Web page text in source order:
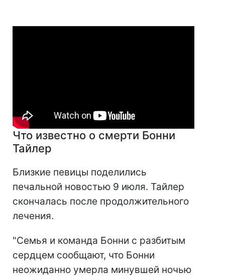
Что известно о смерти Бонни
Тайлер
Близкие певицы поделились
печальной новостью 9 июля. Тайлер
скончалась после продолжительного
лечения.
"Семья и команда Бонни с разбитым
сердцем сообщают, что Бонни
неожиданно умерла минувшей ночью